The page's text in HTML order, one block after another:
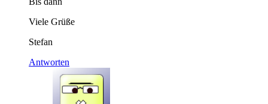
Viele Grüße
Stefan
Antworten